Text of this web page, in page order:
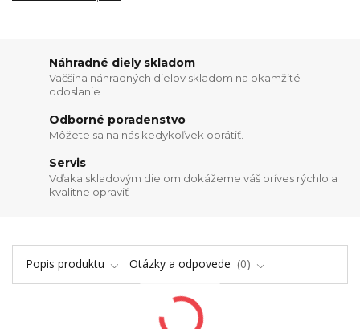
Náhradné diely skladom
Väčšina náhradných dielov skladom na okamžité
odoslanie
Odborné poradenstvo
Môžete sa na nás kedykoľvek obrátiť.
Servis
Vďaka skladovým dielom dokážeme váš príves rýchlo a
kvalitne opraviť
Popis produktu Otázky a odpovede 0